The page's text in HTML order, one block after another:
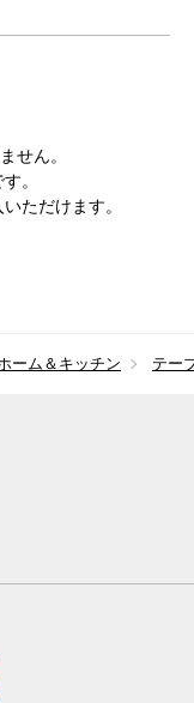
せん。
。
ただけます。
ーム＆キッチン テー